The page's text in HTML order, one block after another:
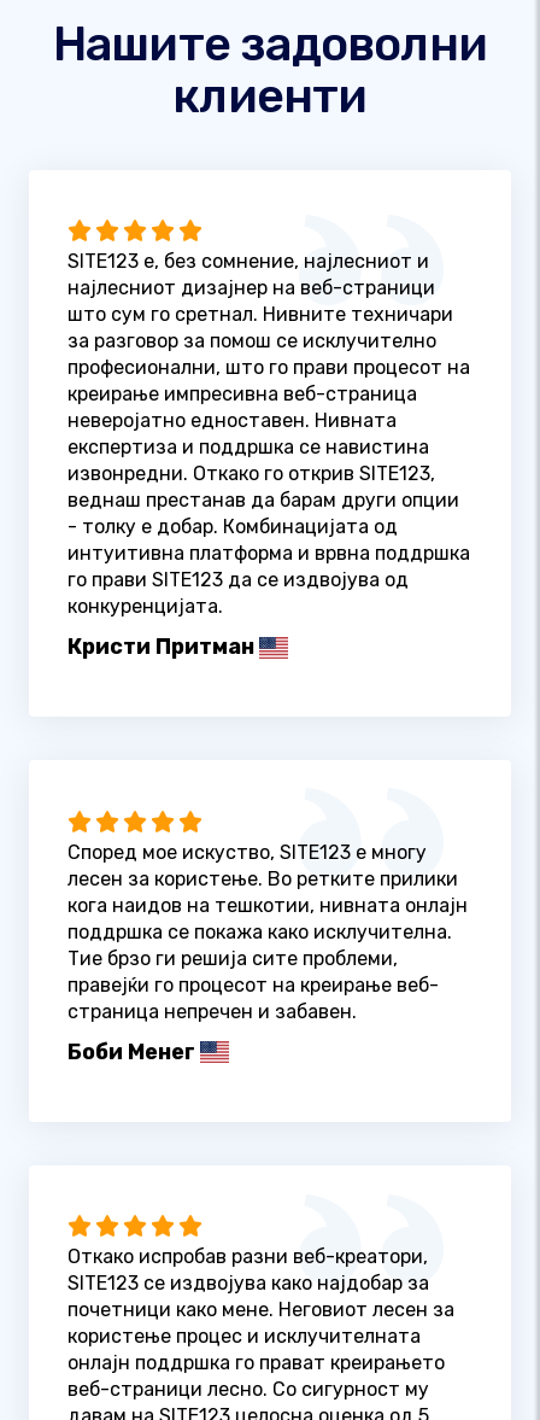
Нашите задоволни
клиенти
SITE123 е, без сомнение, најлесниот и
најлесниот дизајнер на веб-страници
што сум го сретнал. Нивните техничари
за разговор за помош се исклучително
професионални, што го прави процесот на
креирање импресивна веб-страница
неверојатно едноставен. Нивната
експертиза и поддршка се навистина
извонредни. Откако го открив SITE123,
веднаш престанав да барам други опции
- толку е добар. Комбинацијата од
интуитивна платформа и врвна поддршка
го прави SITE123 да се издвојува од
конкуренцијата.
Кристи Притман
Според мое искуство, SITE123 е многу
лесен за користење. Во ретките прилики
кога наидов на тешкотии, нивната онлајн
поддршка се покажа како исклучителна.
Тие брзо ги решија сите проблеми,
правејќи го процесот на креирање веб-
страница непречен и забавен.
Боби Менег
Откако испробав разни веб-креатори,
SITE123 се издвојува како најдобар за
почетници како мене. Неговиот лесен за
користење процес и исклучителната
онлајн поддршка го прават креирањето
веб-страници лесно. Со сигурност му